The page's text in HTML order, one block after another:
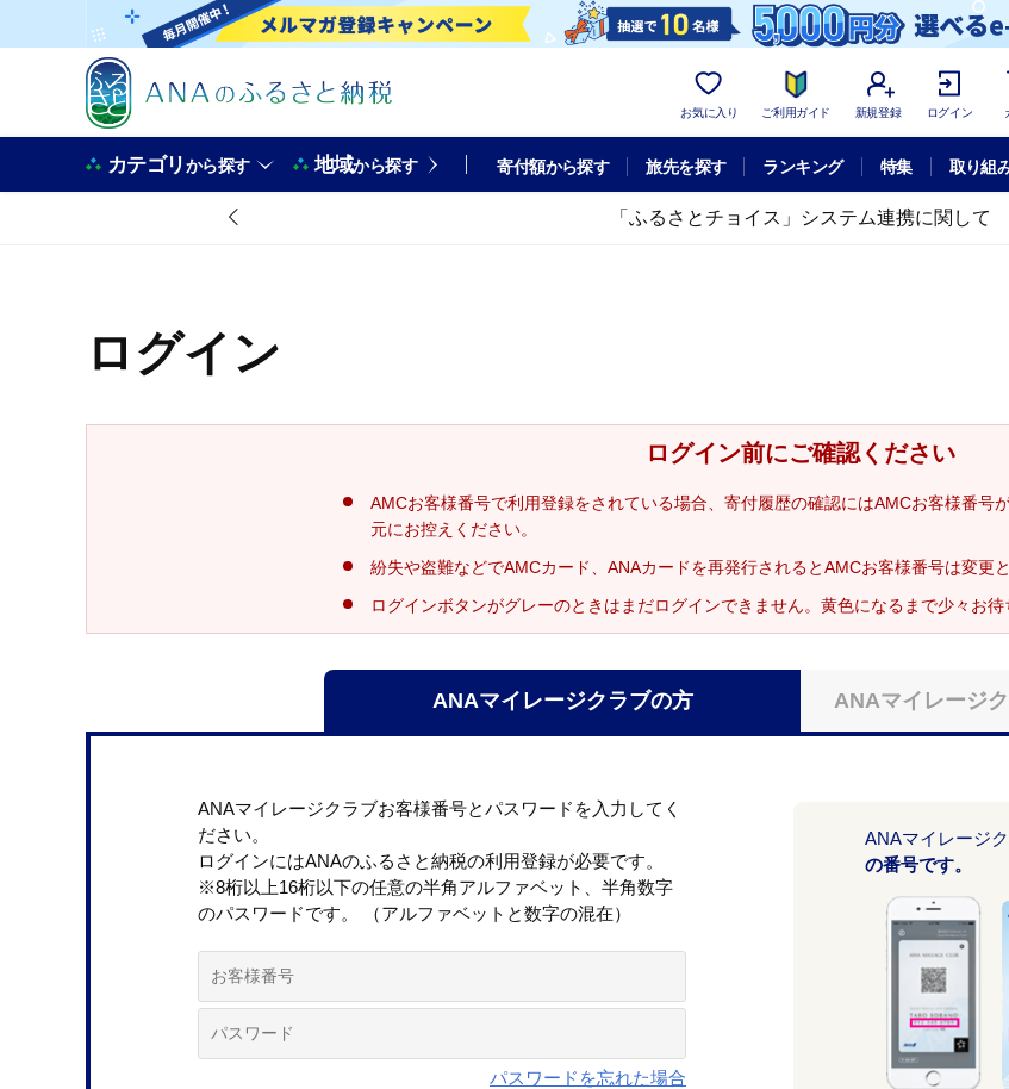
お気に入り ご利用ガイド 新規登録 ログイン
カテゴリから探す 地域から探す 寄付額から探す 旅先を探す ランキング 特集 取り組
「ふるさとチョイス」システム連携に関して
ログイン
ログイン前にご確認ください
AMCお客様番号で利用登録をされている場合、寄付履歴の確認にはAMCお客様番号
元にお控えください。
紛失や盗難などでAMCカード、ANAカードを再発行されるとAMCお客様番号は変更
ログインボタンがグレーのときはまだログインできません。黄色になるまで少々お待
ANAマイレージクラブの方 ANAマイレージ
ANAマイレージクラブお客様番号とパスワードを入力してく
ださい。
ログインにはANAのふるさと納税の利用登録が必要です。
※8桁以上16桁以下の任意の半角アルファベット、半角数字
のパスワードです。 （アルファベットと数字の混在）
パスワードを忘れた場合
ANAマイレージ
の番号です。